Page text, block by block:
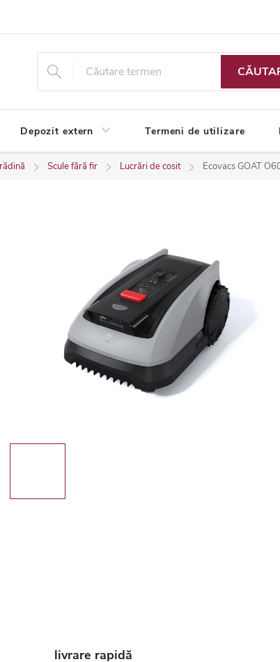
Depozit extern Termeni de utilizare
Scule fără fir Lucrări de cosit Ecovacs GOAT
livrare rapidă